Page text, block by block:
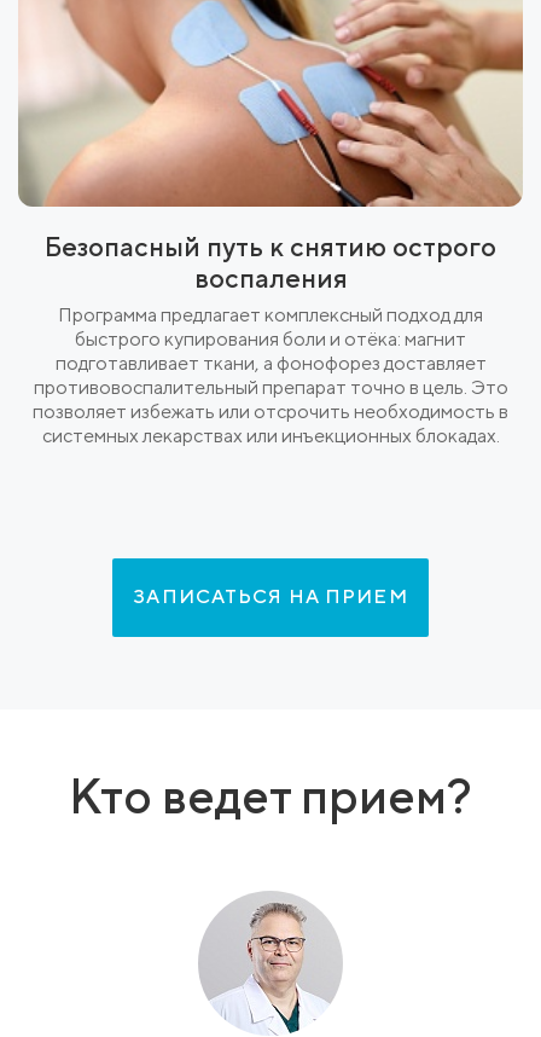
Безопасный путь к снятию острого
воспаления
Программа предлагает комплексный подход для
быстрого купирования боли и отёка: магнит
подготавливает ткани, а фонофорез доставляет
противовоспалительный препарат точно в цель. Это
позволяет избежать или отсрочить необходимость в
системных лекарствах или инъекционных блокадах.
ЗАПИСАТЬСЯ НА ПРИЕМ
Кто ведет прием?